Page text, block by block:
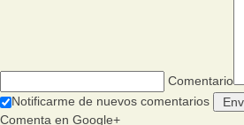
Comentario
Notificarme de nuevos comentarios
Comenta en Google+